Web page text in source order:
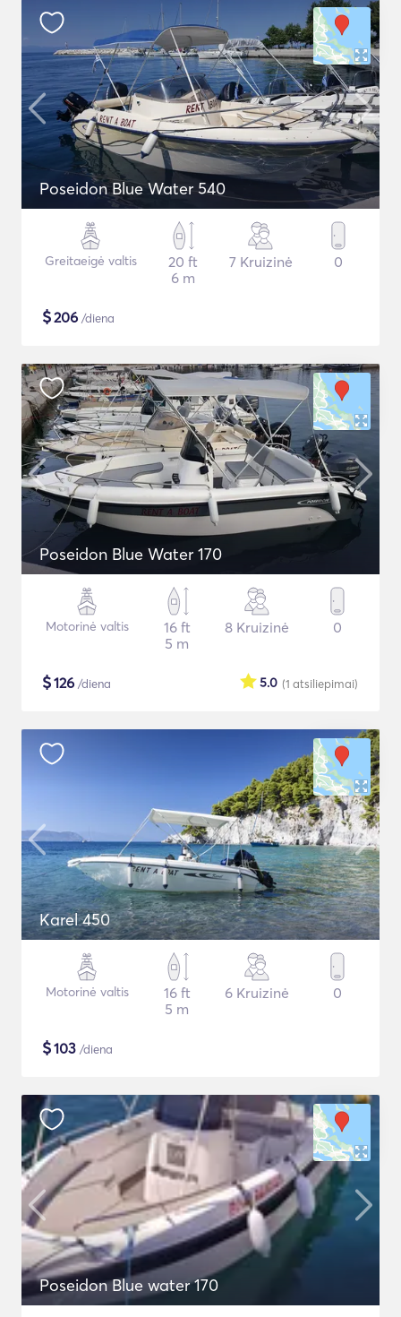
Poseidon Blue Water 540
Greitaeigė valtis
20 ft
6 m
7 Kruizinė 0
$206 /diena
Poseidon Blue Water 170
Motorinė valtis
16 ft
5 m
8 Kruizinė 0
$126 /diena (1 atsiliepimai)
5.0
Karel 450
Motorinė valtis
16 ft
5 m
6 Kruizinė 0
$103 /diena
Poseidon Blue water 170